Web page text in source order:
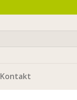
Kontakt